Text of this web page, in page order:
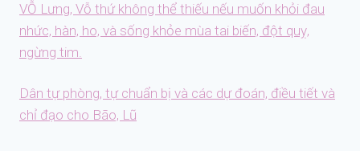
VỖ Lưng, Vỗ thứ không thể thiếu nếu muốn khỏi đau
nhức, hàn, ho, và sống khỏe mùa tai biến, đột quỵ,
ngừng tim.
Dân tự phòng, tự chuẩn bị và các dự đoán, điều tiết và
chỉ đạo cho Bão, Lũ